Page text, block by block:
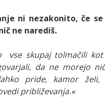
ni nezakonito, če se
ne narediš.
vse skupaj tolmačili kot
da ne morejo
pride, kamor želi,
približevanja.«